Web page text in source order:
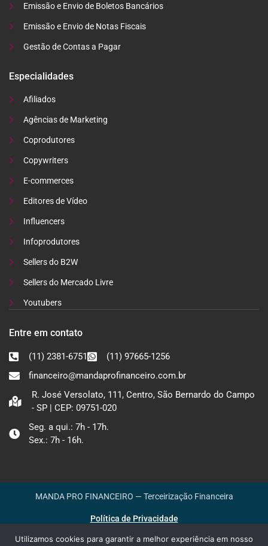
Emissão e Envio de Boletos Bancários
Emissão e Envio de Notas Fiscais
Gestão de Contas a Pagar
Especialidades
Afiliados
Agências de Marketing
Coprodutores
Copywriters
E-commerces
Editores de Vídeo
Influencers
Infoprodutores
Sellers do B2W
Sellers do Mercado Livre
Youtubers
Entre em contato
(11) 2381-6751
(11) 97665-1256
financeiro@mandaprofinanceiro.com.br
R. José Versolato, 111, Centro, São Bernardo do Campo
- SP | CEP: 09751-020
Seg. a qui.: 7h - 17h.
Sex.: 7h - 16h.
MANDA PRO FINANCEIRO — Terceirização Financeira
Política de Privacidade
Utilizamos cookies para garantir a melhor experiência em nosso